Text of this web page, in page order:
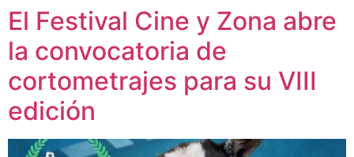
El Festival Cine y Zona abre
la convocatoria de
cortometrajes para su VIII
edición